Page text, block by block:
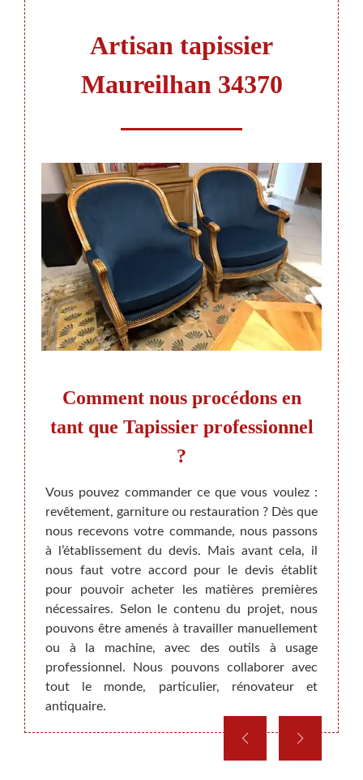
Artisan tapissier
Maureilhan 34370
de
un
tout
en
Comment nous procédons en
tant que Tapissier professionnel
?
Vous pouvez commander ce que vous voulez :
revêtement, garniture ou restauration ? Dès que
nous recevons votre commande, nous passons
à l’établissement du devis. Mais avant cela, il
nous faut votre accord pour le devis établit
pour pouvoir acheter les matières premières
nécessaires. Selon le contenu du projet, nous
pouvons être amenés à travailler manuellement
ou à la machine, avec des outils à usage
professionnel. Nous pouvons collaborer avec
tout le monde, particulier, rénovateur et
antiquaire.
d’un
fait
soi.
que
vos